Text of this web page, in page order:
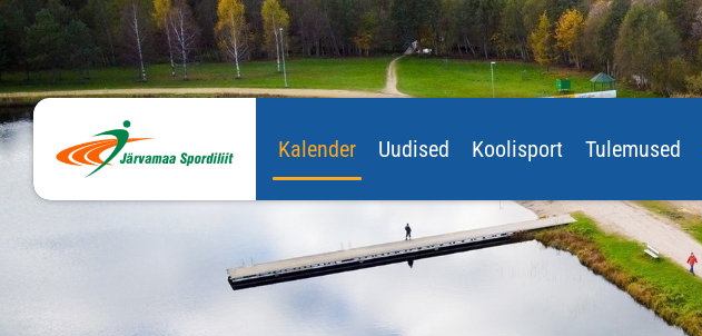
Kalender Uudised Koolisport Tulemused